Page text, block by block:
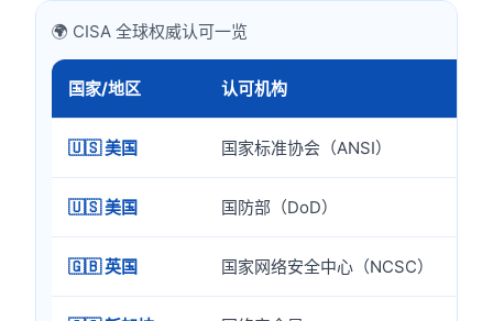
🌍 CISA 全球权威认可一览
国家/地区 认可机构
🇺🇸 美国 国家标准协会（ANSI）
🇺🇸 美国 国防部（DoD）
🇬🇧 英国 国家网络安全中心（NCSC）